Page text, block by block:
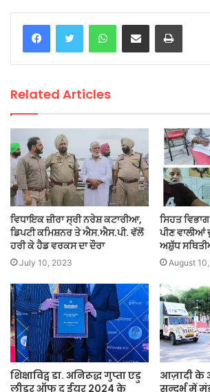
WhatsAppShare via Email Print
Related Articles
ਵਿਧਾਇਕ ਜ਼ੀਰਾ ਸ੍ਰੀ ਨਰੇਸ਼ ਕਟਾਰੀਆ,
ਡਿਪਟੀ ਕਮਿਸ਼ਨਰ ਤੇ ਐਸ.ਐਸ.ਪੀ. ਵੱਲੋਂ
ਹਰੀ ਕੇ ਹੈਡ ਵਰਕਸ ਦਾ ਦੌਰਾ
July 10, 2023
ਸਿਹਤ
ਪੀਣ ਵਾਲੀਆਂ
ਅਸ਼ੁੱਧ
August
शिक्षाविद्व डा. अनिरूद्ध गुप्ता एडु
लीडर ऑफ द ईयर 2024 के
आज़ादी के
सन्दर्भ में